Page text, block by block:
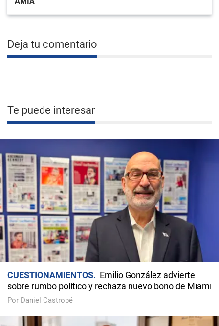
Deja tu comentario
Te puede interesar
CUESTIONAMIENTOS
Emilio González advierte
sobre rumbo político y rechaza nuevo bono de Miami
Por Daniel Castropé